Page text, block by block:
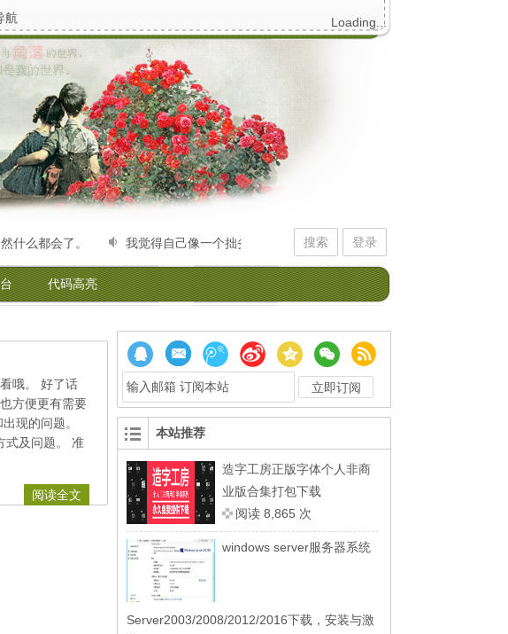
航 Loading...
搜索 登录
么都会了。 我觉得自己像一个拙劣的初学者，不停拨弄记忆的琴弦。它给我的回应
代码高亮
哦。 好了话
方便更有需要
现的问题。
式及问题。 准
阅读全文
本站推荐
造字工房正版字体个人非商
业版合集打包下载
阅读 8,865 次
windows server服务器系统
Server2003/2008/2012/2016下载，安装与激